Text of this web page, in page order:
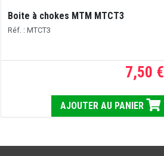
Boite à chokes MTM MTCT3
Réf. : MTCT3
7,50 €
AJOUTER AU PANIER